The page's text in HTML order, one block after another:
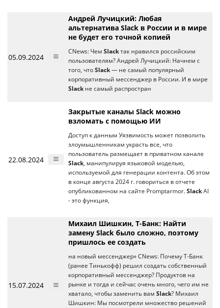
05.09.2024
Андрей Лучицкий: Любая
альтернатива Slack в России и в мире
не будет его точной копией
CNews: Чем Slackтак нравился российским
пользователям? Андрей Лучицкий: Начнем с
того, что Slack— не самый популярный
корпоративный мессенджер в России. И в мире
Slackне самый распростран
22.08.2024
Закрытые каналы Slack можно
взломать с помощью ИИ
Доступ к данным Уязвимость может позволить
злоумышленникам украсть все, что
пользователь размещает в приватном канале
Slack, манипулируя языковой моделью,
используемой для генерации контента. Об этом
в конце августа 2024 г. говориться в отчете
опубликованном на сайте Promptarmor. SlackAI
- это функция,
15.07.2024
Михаил Шишкин, Т-Банк: Найти
замену Slack было сложно, поэтому
пришлось ее создать
на новый мессенджер» CNews: Почему Т-Банк
(ранее Тинькофф) решил создать собственный
корпоративный мессенджер? Продуктов на
рынке и тогда и сейчас очень много, чего им не
хватало, чтобы заменить вам Slack? Михаил
Шишкин: Мы посмотрели множество решений